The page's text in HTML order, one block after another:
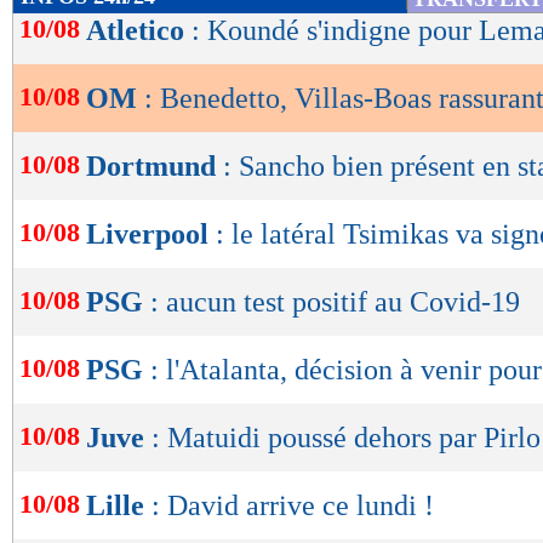
de
OK
10/08 Atletico : Koundé s'indigne pour
10/08 OM : Benedetto, Villas-Boas rassurant
10/08 Dortmund : Sancho bien présent en
10/08 Liverpool : le latéral Tsimikas va
10/08 PSG : aucun test positif au Covid-19
10/08 PSG : l'Atalanta, décision à venir
10/08 Juve : Matuidi poussé dehors par
10/08 Lille : David arrive ce lundi !